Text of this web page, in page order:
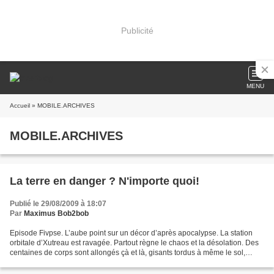
Publicité
MENU
Accueil » MOBILE.ARCHIVES
MOBILE.ARCHIVES
La terre en danger ? N'importe quoi!
Publié le 29/08/2009 à 18:07
Par Maximus Bob2bob
Episode Fivpse. L’aube point sur un décor d’après apocalypse. La station
orbitale d’Xutreau est ravagée. Partout règne le chaos et la désolation. Des
centaines de corps sont allongés çà et là, gisants tordus à même le sol,